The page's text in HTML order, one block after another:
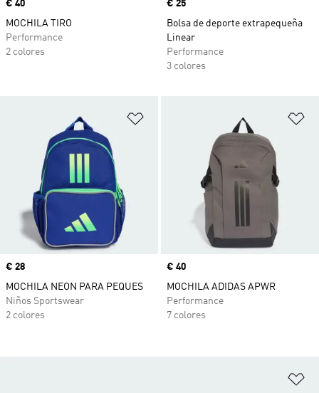
Precio
€ 40
MOCHILA TIRO
Performance
2 colores
Precio
€ 25
Bolsa de deporte extrapequeña
Linear
Performance
3 colores
Añadir a la lista de deseos
Precio
€ 28
MOCHILA NEON PARA PEQUES
Niños Sportswear
2 colores
Precio
€ 40
MOCHILA ADIDAS APWR
Performance
7 colores